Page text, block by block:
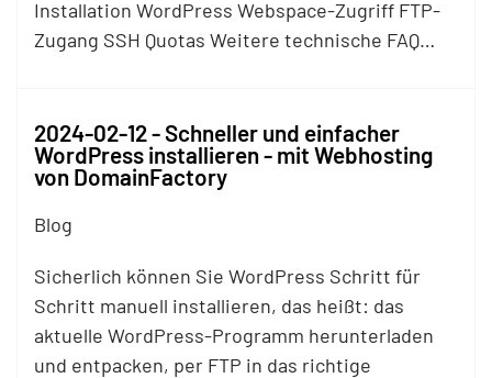
Installation WordPress Webspace-Zugriff FTP-
Zugang SSH Quotas Weitere technische FAQ…
2024-02-12 - Schneller und einfacher
WordPress installieren - mit Webhosting
von DomainFactory
Blog
Sicherlich können Sie WordPress Schritt für
Schritt manuell installieren, das heißt: das
aktuelle WordPress-Programm herunterladen
und entpacken, per FTP in das richtige